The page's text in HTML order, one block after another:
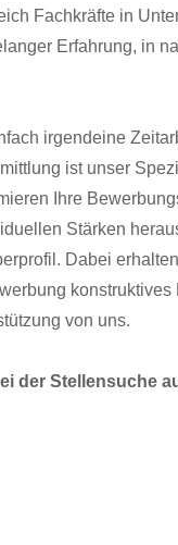
Fachkräfte in
Erfahrung, in
irgendeine
ist unser
Ihre
Stärken
Dabei
konstruktives
von uns.
der Stellensuche